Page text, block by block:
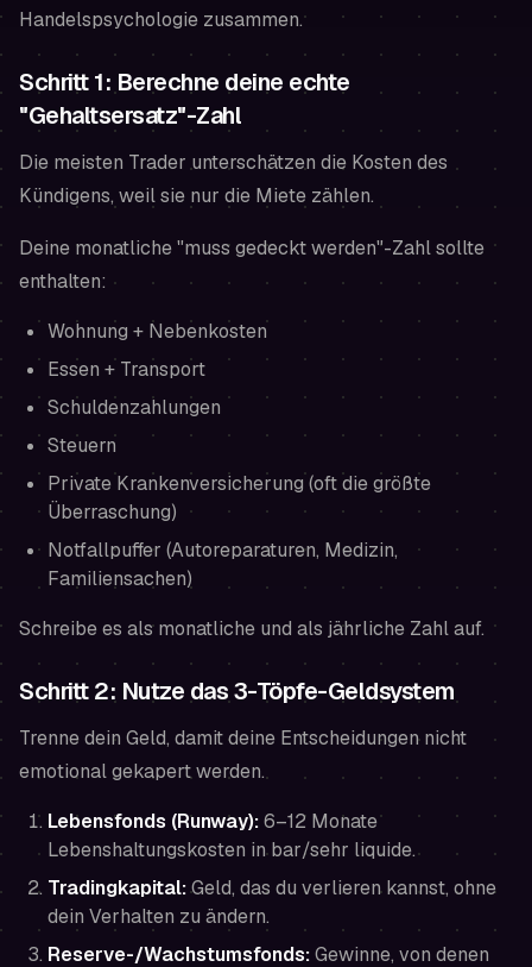
Handelspsychologie zusammen.
Schritt 1: Berechne deine echte
"Gehaltsersatz"-Zahl
Die meisten Trader unterschätzen die Kosten des
Kündigens, weil sie nur die Miete zählen.
Deine monatliche "muss gedeckt werden"-Zahl sollte
enthalten:
Wohnung + Nebenkosten
Essen + Transport
Schuldenzahlungen
Steuern
Private Krankenversicherung (oft die größte
Überraschung)
Notfallpuffer (Autoreparaturen, Medizin,
Familiensachen)
Schreibe es als monatliche und als jährliche Zahl auf.
Schritt 2: Nutze das 3-Töpfe-Geldsystem
Trenne dein Geld, damit deine Entscheidungen nicht
emotional gekapert werden.
Lebensfonds (Runway):6–12 Monate
Lebenshaltungskosten in bar/sehr liquide.
Tradingkapital:Geld, das du verlieren kannst, ohne
dein Verhalten zu ändern.
Reserve-/Wachstumsfonds:Gewinne, von denen